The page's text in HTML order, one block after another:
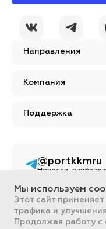
Направления
Компания
Поддержка
Вся информация,
характер и не является
@portkkmru
Новости,
контент PORT -
портал
Мы используем
Этот сайт
трафика и
Продолжая работу с